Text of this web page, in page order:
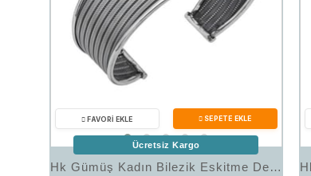
Hk Gümüş Kadın Bilezik Eskitme Desenli |Gümüş Takı Hediyelik Ürünler
Ücretsiz Kargo